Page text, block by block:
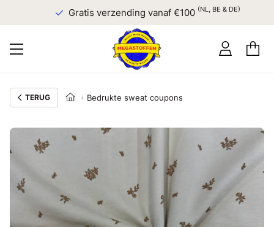
Gratis verzending vanaf €100 (NL, BE & DE)
TERUG Bedrukte sweat coupons